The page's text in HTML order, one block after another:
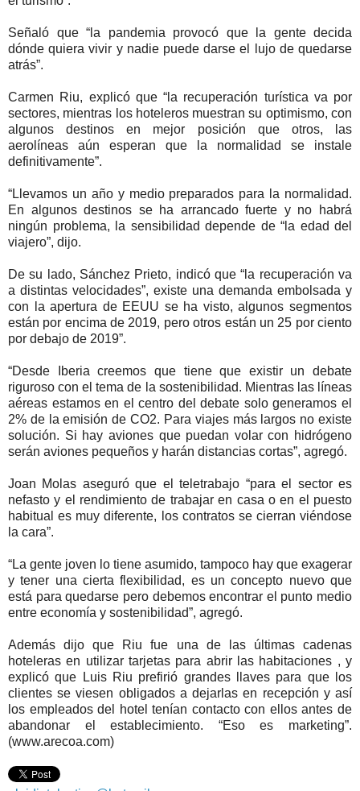
Señaló que “la pandemia provocó que la gente decida
dónde quiera vivir y nadie puede darse el lujo de quedarse
atrás”.
Carmen Riu, explicó que “la recuperación turística va por
sectores, mientras los hoteleros muestran su optimismo, con
algunos destinos en mejor posición que otros, las
aerolíneas aún esperan que la normalidad se instale
definitivamente”.
“Llevamos un año y medio preparados para la normalidad.
En algunos destinos se ha arrancado fuerte y no habrá
ningún problema, la sensibilidad depende de “la edad del
viajero”, dijo.
De su lado, Sánchez Prieto, indicó que “la recuperación va
a distintas velocidades”, existe una demanda embolsada y
con la apertura de EEUU se ha visto, algunos segmentos
están por encima de 2019, pero otros están un 25 por ciento
por debajo de 2019”.
“Desde Iberia creemos que tiene que existir un debate
riguroso con el tema de la sostenibilidad. Mientras las líneas
aéreas estamos en el centro del debate solo generamos el
2% de la emisión de CO2. Para viajes más largos no existe
solución. Si hay aviones que puedan volar con hidrógeno
serán aviones pequeños y harán distancias cortas”, agregó.
Joan Molas aseguró que el teletrabajo “para el sector es
nefasto y el rendimiento de trabajar en casa o en el puesto
habitual es muy diferente, los contratos se cierran viéndose
la cara”.
“La gente joven lo tiene asumido, tampoco hay que exagerar
y tener una cierta flexibilidad, es un concepto nuevo que
está para quedarse pero debemos encontrar el punto medio
entre economía y sostenibilidad”, agregó.
Además dijo que Riu fue una de las últimas cadenas
hoteleras en utilizar tarjetas para abrir las habitaciones , y
explicó que Luis Riu prefirió grandes llaves para que los
clientes se viesen obligados a dejarlas en recepción y así
los empleados del hotel tenían contacto con ellos antes de
abandonar el establecimiento. “Eso es marketing”.
(www.arecoa.com)